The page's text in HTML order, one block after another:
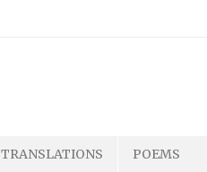
TRANSLATIONS POEMS